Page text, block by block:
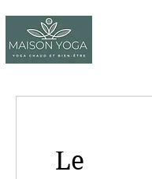
Le